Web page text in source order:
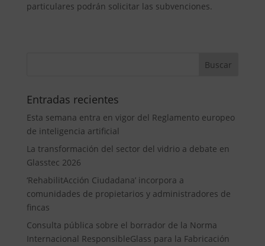
particulares podrán solicitar las subvenciones.
Entradas recientes
Esta semana entra en vigor del Reglamento europeo
de inteligencia artificial
La transformación del sector del vidrio a debate en
Glasstec 2026
‘RehabilitAcción Ciudadana’ incorpora a
comunidades de propietarios y administradores de
fincas
Consulta pública sobre el borrador de la Norma
Internacional ResponsibleGlass para la Fabricación